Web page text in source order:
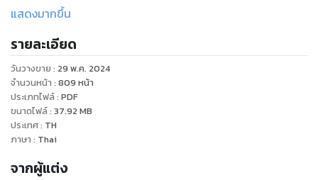
ภาพยนตร์ฉบับออริจินอลมาเป็นแนวในการถ่ายทำ แต่ว่าลั่วฉวน
ก็ได้ทำการปรับเปลี่ยนอะไรไปหลายอย่าง ชนิดที่ว่าบางอย่างนั้น
แทบไม่เหลือเค้าเดิมเลย แถมยังสอดแทรกความชอบส่วนตัวของ
ตัวเองลงไปอีก จนคาดไม่ถึงกันแน่ๆ ว่าเดธโน้ตที่มีการปรับเปลี่ยน
โดยลั่วฉวนจะออกมาแปลกแบบไหน
มาได้ ทำให้ นิสัย ความคิด การกระทำ ของเขาเปลี่ยนไปจากหน้า
แสดงมากขึ้น
รายละเอียด
วันวางขาย : 29 พ.ค. 2024
จำนวนหน้า : 809 หน้า
ประเภทไฟล์: PDF
ขนาดไฟล์: 37.92 MB
ประเทศ: TH
ภาษา : Thai
จากผู้แต่ง